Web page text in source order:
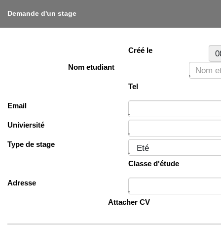
Demande d'un stage
Créé le
Nom etudiant
*
Tel
Email
*
Univiersité
*
Type de stage
*
Classe d'étude
Adresse
*
Attacher CV